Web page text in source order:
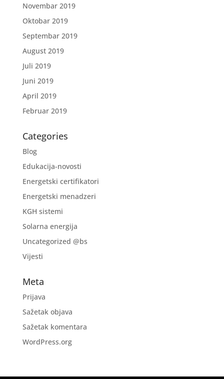
Novembar 2019
Oktobar 2019
Septembar 2019
August 2019
Juli 2019
Juni 2019
April 2019
Februar 2019
Categories
Blog
Edukacija-novosti
Energetski certifikatori
Energetski menadzeri
KGH sistemi
Solarna energija
Uncategorized @bs
Vijesti
Meta
Prijava
Sažetak objava
Sažetak komentara
WordPress.org